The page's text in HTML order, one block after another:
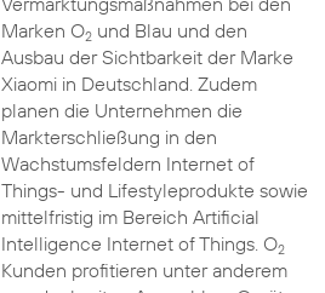
Marken O2und Blau und den
Ausbau der Sichtbarkeit der Marke
Xiaomi in Deutschland. Zudem
planen die Unternehmen die
Markterschließung in den
Wachstumsfeldern Internet of
Things- und Lifestyleprodukte sowie
mittelfristig im Bereich Artificial
Intelligence Internet of Things. O2
Kunden profitieren unter anderem